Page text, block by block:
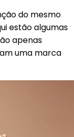
do mesmo
estão algumas
apenas
uma marca